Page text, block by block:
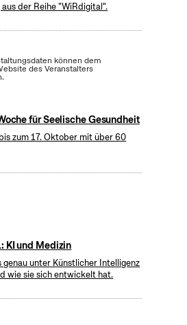
der Reihe "WiRdigital".
können dem
des Veranstalters
für Seelische Gesundheit
zum 17. Oktober mit über 60
KI und Medizin
genau unter Künstlicher Intelligenz
wie sie sich entwickelt hat.